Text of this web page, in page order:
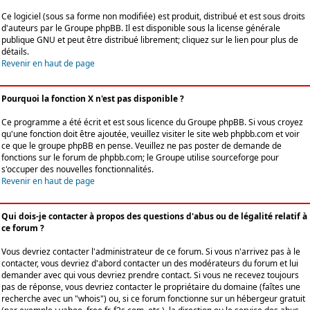
Ce logiciel (sous sa forme non modifiée) est produit, distribué et est sous droits
d'auteurs par leGroupe phpBB. Il est disponible sous la license générale
publique GNU et peut être distribué librement; cliquez sur le lien pour plus de
détails.
Revenir en haut de page
Pourquoi la fonction X n'est pas disponible ?
Ce programme a été écrit et est sous licence du Groupe phpBB. Si vous croyez
qu'une fonction doit être ajoutée, veuillez visiter le site web phpbb.com et voir
ce que le groupe phpBB en pense. Veuillez ne pas poster de demande de
fonctions sur le forum de phpbb.com; le Groupe utilise sourceforge pour
s'occuper des nouvelles fonctionnalités.
Revenir en haut de page
Qui dois-je contacter à propos des questions d'abus ou de légalité relatif à
ce forum ?
Vous devriez contacter l'administrateur de ce forum. Si vous n'arrivez pas à le
contacter, vous devriez d'abord contacter un des modérateurs du forum et lui
demander avec qui vous devriez prendre contact. Si vous ne recevez toujours
pas de réponse, vous devriez contacter le propriétaire du domaine (faîtes une
recherche avec un "whois") ou, si ce forum fonctionne sur un hébergeur gratuit